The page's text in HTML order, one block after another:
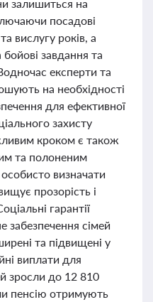
залишиться на
посадові
вислугу років, а
завдання та
експерти та
на необхідності
для ефективної
захисту
кроком є також
та полоненим
визначати
прозорість і
гарантії
забезпечення сімей
та підвищені у
виплати для
зросли до 12 810
пенсію отримують